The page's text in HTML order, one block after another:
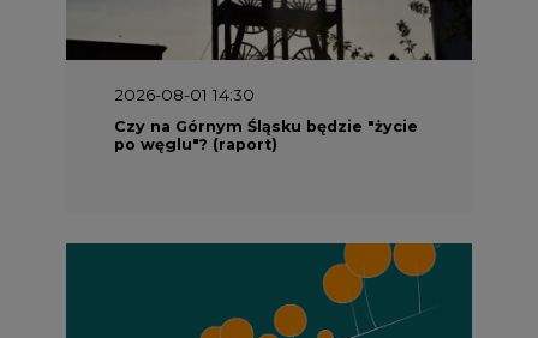
Czy na Górnym Śląsku będzie "życie
po węglu"? (raport)